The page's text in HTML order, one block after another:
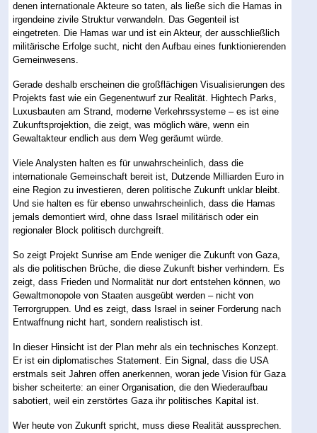
denen internationale Akteure so taten, als ließe sich die Hamas in
irgendeine zivile Struktur verwandeln. Das Gegenteil ist
eingetreten. Die Hamas war und ist ein Akteur, der ausschließlich
militärische Erfolge sucht, nicht den Aufbau eines funktionierenden
Gemeinwesens.
Gerade deshalb erscheinen die großflächigen Visualisierungen des
Projekts fast wie ein Gegenentwurf zur Realität. Hightech Parks,
Luxusbauten am Strand, moderne Verkehrssysteme – es ist eine
Zukunftsprojektion, die zeigt, was möglich wäre, wenn ein
Gewaltakteur endlich aus dem Weg geräumt würde.
Viele Analysten halten es für unwahrscheinlich, dass die
internationale Gemeinschaft bereit ist, Dutzende Milliarden Euro in
eine Region zu investieren, deren politische Zukunft unklar bleibt.
Und sie halten es für ebenso unwahrscheinlich, dass die Hamas
jemals demontiert wird, ohne dass Israel militärisch oder ein
regionaler Block politisch durchgreift.
So zeigt Projekt Sunrise am Ende weniger die Zukunft von Gaza,
als die politischen Brüche, die diese Zukunft bisher verhindern. Es
zeigt, dass Frieden und Normalität nur dort entstehen können, wo
Gewaltmonopole von Staaten ausgeübt werden – nicht von
Terrorgruppen. Und es zeigt, dass Israel in seiner Forderung nach
Entwaffnung nicht hart, sondern realistisch ist.
In dieser Hinsicht ist der Plan mehr als ein technisches Konzept.
Er ist ein diplomatisches Statement. Ein Signal, dass die USA
erstmals seit Jahren offen anerkennen, woran jede Vision für Gaza
bisher scheiterte: an einer Organisation, die den Wiederaufbau
sabotiert, weil ein zerstörtes Gaza ihr politisches Kapital ist.
Wer heute von Zukunft spricht, muss diese Realität aussprechen.